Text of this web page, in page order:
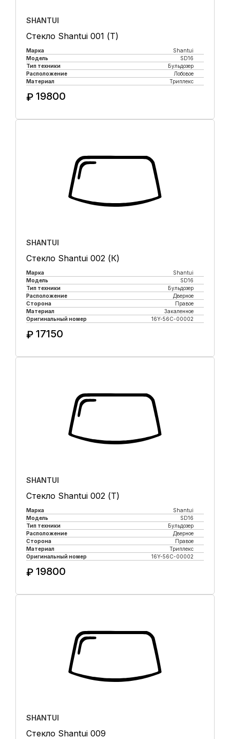
SHANTUI
Стекло Shantui 001 (Т)
Марка
Shantui
Модель
SD16
Тип техники
Бульдозер
Расположение
Лобовое
Материал
Триплекс
₽ 19800
SHANTUI
Стекло Shantui 002 (К)
Марка
Shantui
Модель
SD16
Тип техники
Бульдозер
Расположение
Дверное
Сторона
Правое
Материал
Закаленное
Оригинальный номер
16Y-56C-00002
₽ 17150
SHANTUI
Стекло Shantui 002 (Т)
Марка
Shantui
Модель
SD16
Тип техники
Бульдозер
Расположение
Дверное
Сторона
Правое
Материал
Триплекс
Оригинальный номер
16Y-56C-00002
₽ 19800
SHANTUI
Стекло Shantui 009